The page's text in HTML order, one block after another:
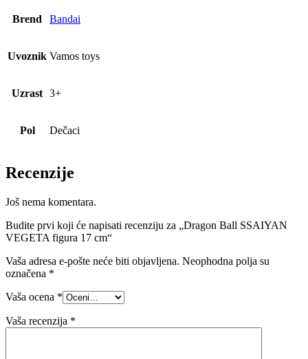
Brend Bandai
Uvoznik Vamos toys
Uzrast 3+
Pol Dečaci
Recenzije
Još nema komentara.
Budite prvi koji će napisati recenziju za „Dragon Ball SSAIYAN
VEGETA figura 17 cm“
Vaša adresa e-pošte neće biti objavljena. Neophodna polja su
označena *
Vaša ocena *
Vaša recenzija *